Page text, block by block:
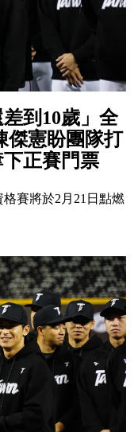
到10歲」全
傑憲盼團隊打
正賽門票
賽將於2月21日點燃